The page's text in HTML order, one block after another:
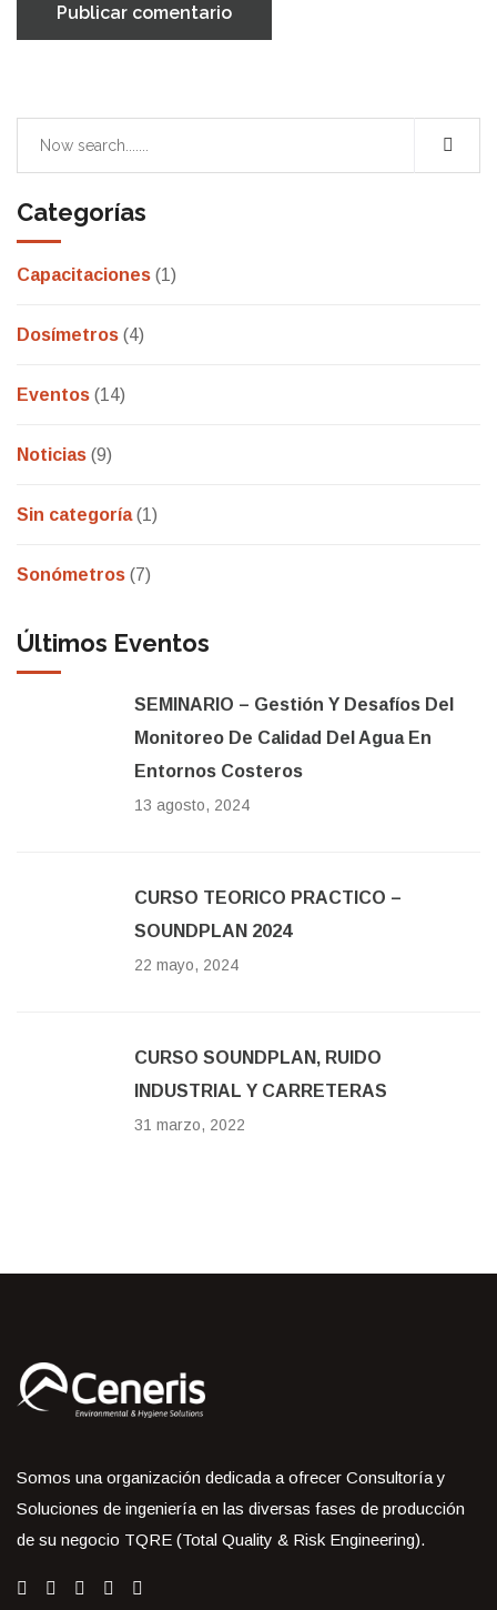
Publicar comentario
Categorías
Capacitaciones (1)
Dosímetros (4)
Eventos (14)
Noticias (9)
Sin categoría(1)
Sonómetros (7)
Últimos Eventos
SEMINARIO – Gestión Y Desafíos Del
Monitoreo De Calidad Del Agua En
Entornos Costeros
13 agosto, 2024
CURSO TEORICO PRACTICO –
SOUNDPLAN 2024
22 mayo, 2024
CURSO SOUNDPLAN, RUIDO
INDUSTRIAL Y CARRETERAS
31 marzo, 2022
Somos una organización dedicada a ofrecer Consultoría y
Soluciones de ingeniería en las diversas fases de producción
de su negocio TQRE (Total Quality & Risk Engineering).